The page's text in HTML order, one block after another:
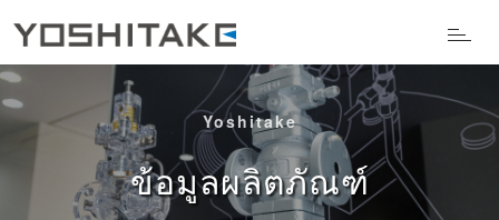
Yoshitake
ข้อมูลผลิตภัณฑ์